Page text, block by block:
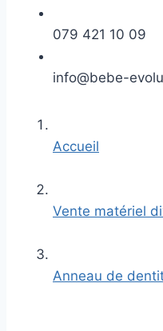
079 421 10 09
info@bebe-
Accueil
Vente matériel
Anneau de